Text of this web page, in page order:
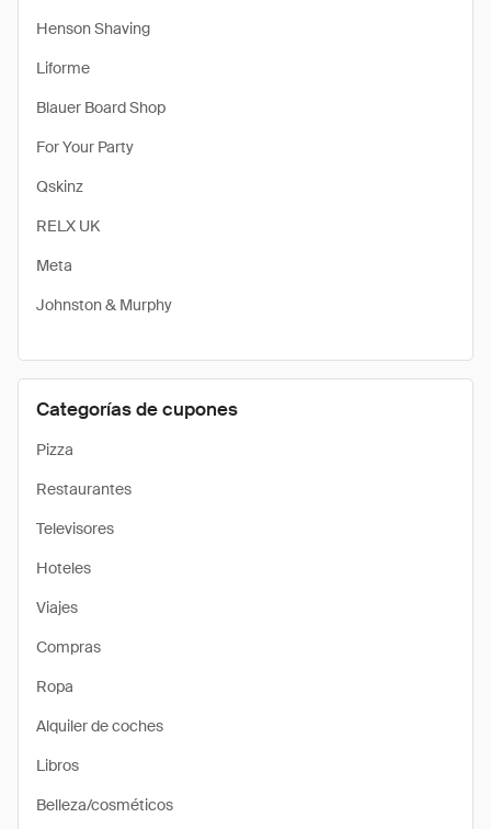
Henson Shaving
Liforme
Blauer Board Shop
For Your Party
Qskinz
RELX UK
Meta
Johnston & Murphy
Categorías de cupones
Pizza
Restaurantes
Televisores
Hoteles
Viajes
Compras
Ropa
Alquiler de coches
Libros
Belleza/cosméticos